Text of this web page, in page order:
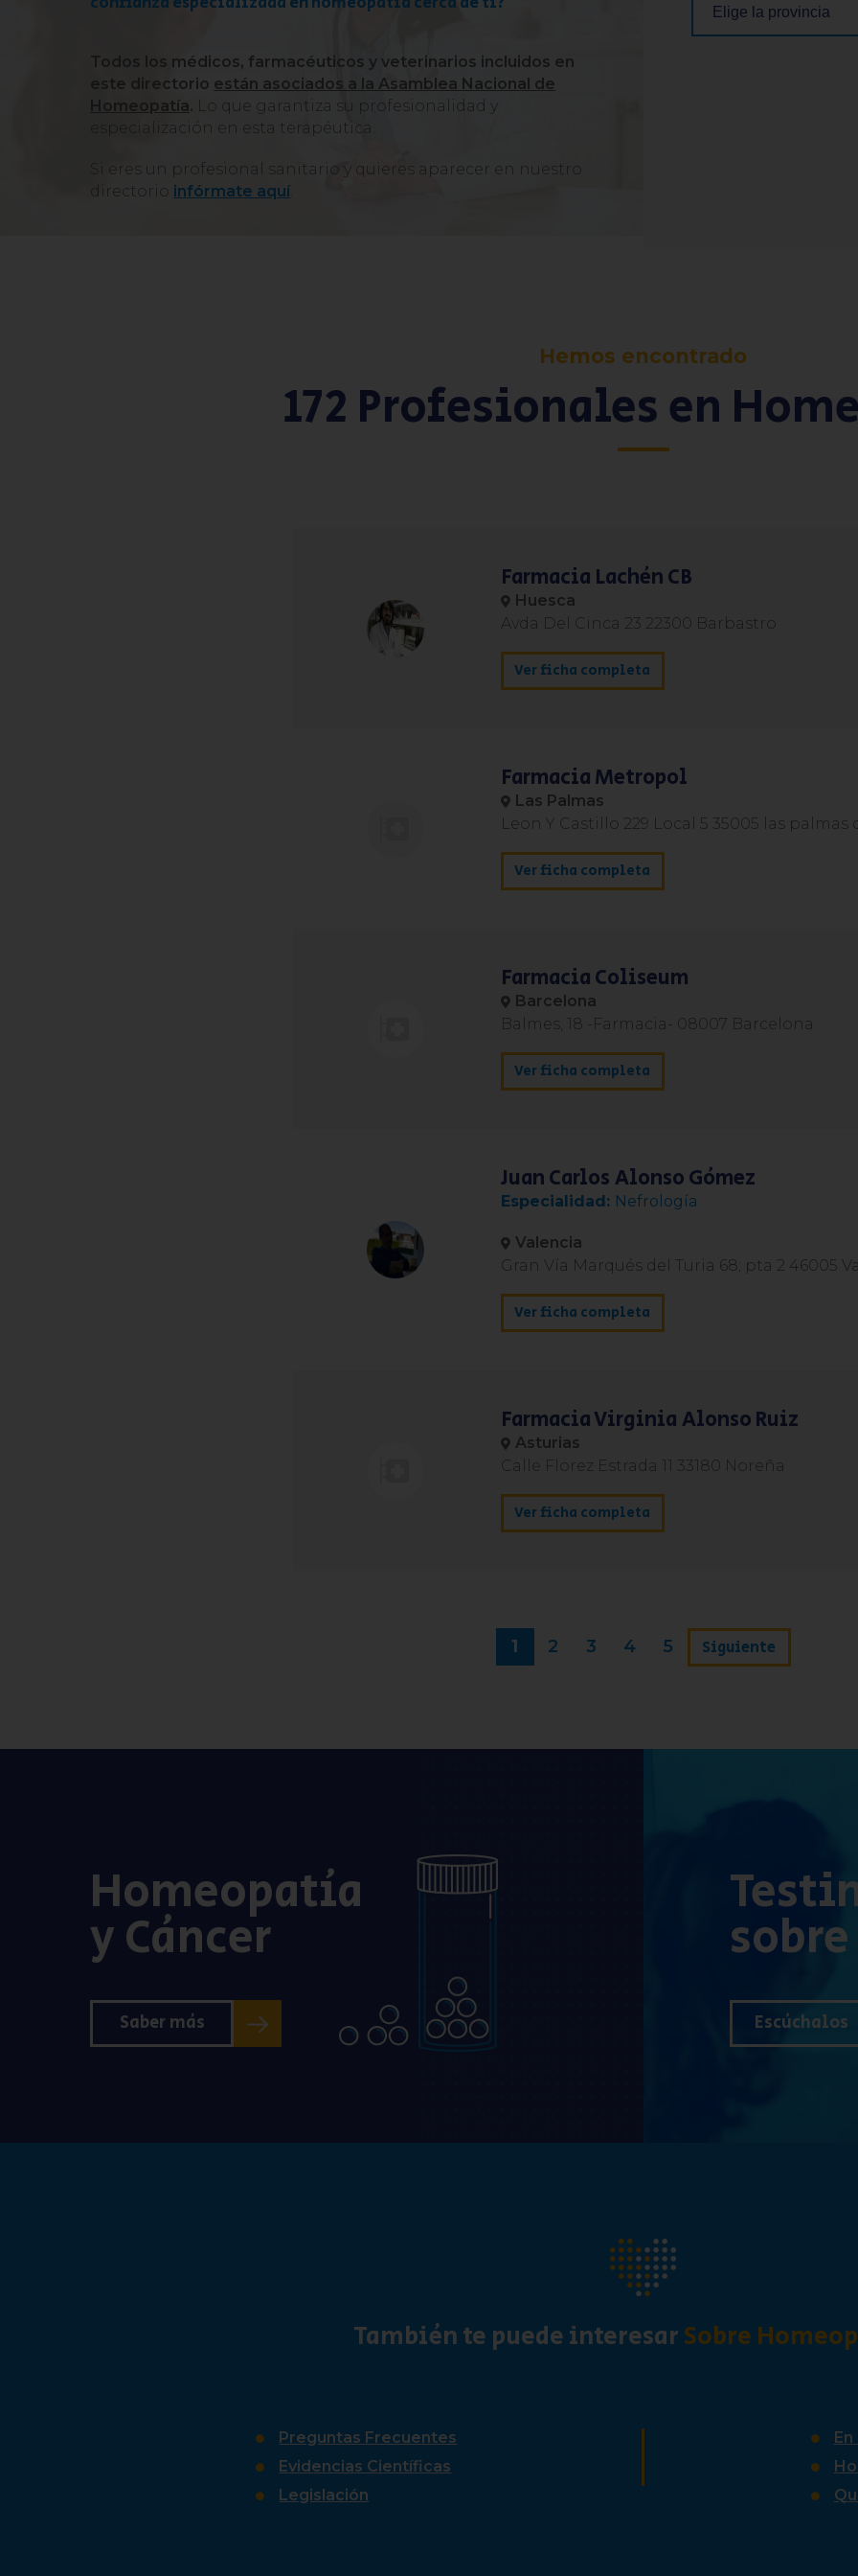
Todos los médicos, farmacéuticos y veterinarios incluidos en
este directorio están asociados a la Asamblea Nacional de
Homeopatía.
Lo que garantiza su profesionalidad y
especialización en esta terapéutica.
Si eres un profesional sanitario y quieres aparecer en nuestro
directorio infórmate aquí
Hemos encontrado
172 Profesionales en
Farmacia Lachén CB
Huesca
Avda Del Cinca 23 22300 Barbastro
Ver ficha completa
Farmacia Metropol
Las Palmas
Leon Y Castillo 229 Local 5 35005 las palmas
Ver ficha completa
Farmacia Coliseum
Barcelona
Balmes, 18 -Farmacia- 08007 Barcelona
Ver ficha completa
Juan Carlos Alonso Gómez
Nefrología
Valencia
Gran Vía Marqués del Turia 68; pta 2 46005
Ver ficha completa
Farmacia Virginia Alonso Ruiz
Asturias
Calle Florez Estrada 11 33180 Noreña
Ver ficha completa
1 2 3 4 5 Siguiente
Homeopatía
y Cáncer
Saber más Escúchalos
También te puede interesarSobre
Preguntas Frecuentes
Evidencias Científicas
Legislación